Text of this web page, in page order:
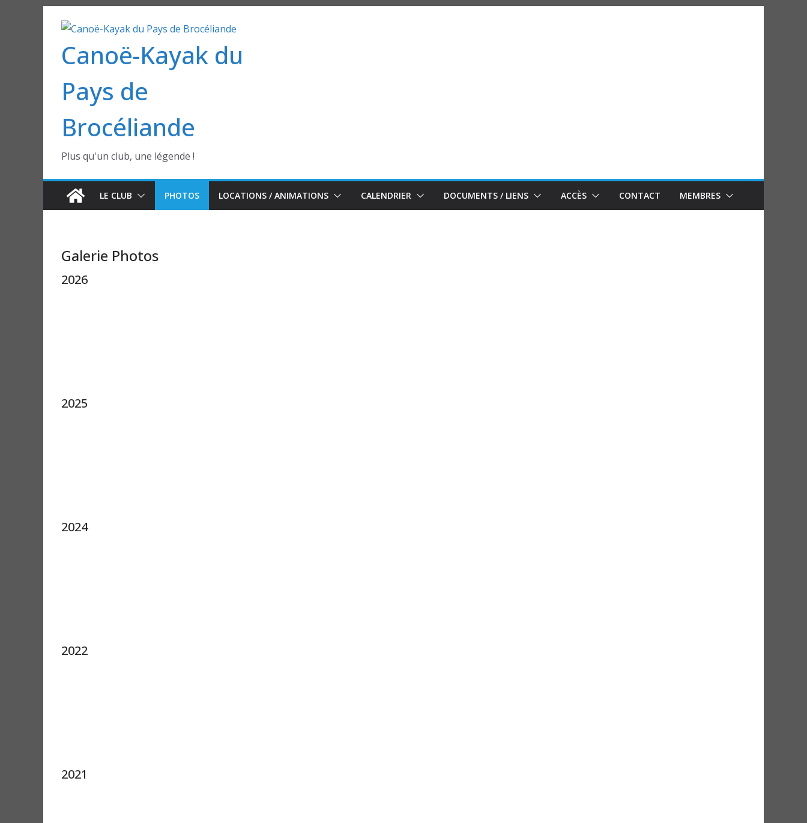
contenuCanoë-Kayak du
Pays de
Brocéliande
Plus qu'un club, une légende !
LE CLUB PHOTOS LOCATIONS / ANIMATIONS CALENDRIER DOCUMENTS / LIENS ACCÈS CONTACT MEMBRES
Galerie Photos
2026
2025
2024
2022
2021